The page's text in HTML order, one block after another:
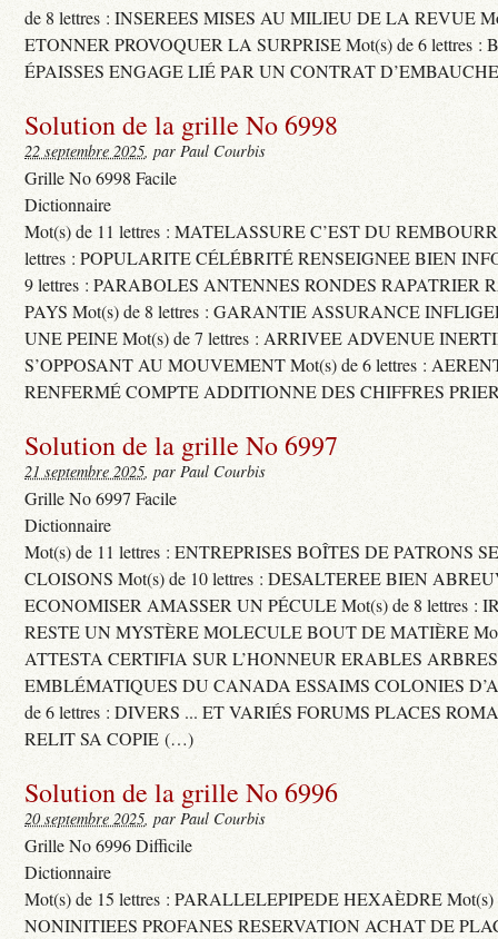
de 8 lettres : INSEREES MISES AU MILIEU DE LA REVUE
ETONNER PROVOQUER LA SURPRISE Mot(s) de 6 lettres :
ÉPAISSES ENGAGE LIÉ PAR UN CONTRAT
Solution de la grille No 6998
22 septembre 2025, par Paul Courbis
Grille No 6998 Facile
Dictionnaire
Mot(s) de 11 lettres : MATELASSURE C’EST DU
lettres : POPULARITE CÉLÉBRITÉ RENSEIGNEE BIEN
9 lettres : PARABOLES ANTENNES RONDES RAPATRIER
PAYS Mot(s) de 8 lettres : GARANTIE ASSURANCE
UNE PEINE Mot(s) de 7 lettres : ARRIVEE ADVENUE
S’OPPOSANT AU MOUVEMENT Mot(s) de 6 lettres :
RENFERMÉ COMPTE ADDITIONNE DES CHIFFRES
Solution de la grille No 6997
21 septembre 2025, par Paul Courbis
Grille No 6997 Facile
Dictionnaire
Mot(s) de 11 lettres : ENTREPRISES BOÎTES DE PATRONS
CLOISONS Mot(s) de 10 lettres : DESALTEREE BIEN
ECONOMISER AMASSER UN PÉCULE Mot(s) de 8 lettres :
RESTE UN MYSTÈRE MOLECULE BOUT DE MATIÈRE
ATTESTA CERTIFIA SUR L’HONNEUR ERABLES ARBRES
EMBLÉMATIQUES DU CANADA ESSAIMS COLONIES
de 6 lettres : DIVERS ... ET VARIÉS FORUMS PLACES
RELIT SA COPIE (…)
Solution de la grille No 6996
20 septembre 2025, par Paul Courbis
Grille No 6996 Difficile
Dictionnaire
Mot(s) de 15 lettres : PARALLELEPIPEDE HEXAÈDRE Mot(s)
NONINITIEES PROFANES RESERVATION ACHAT DE